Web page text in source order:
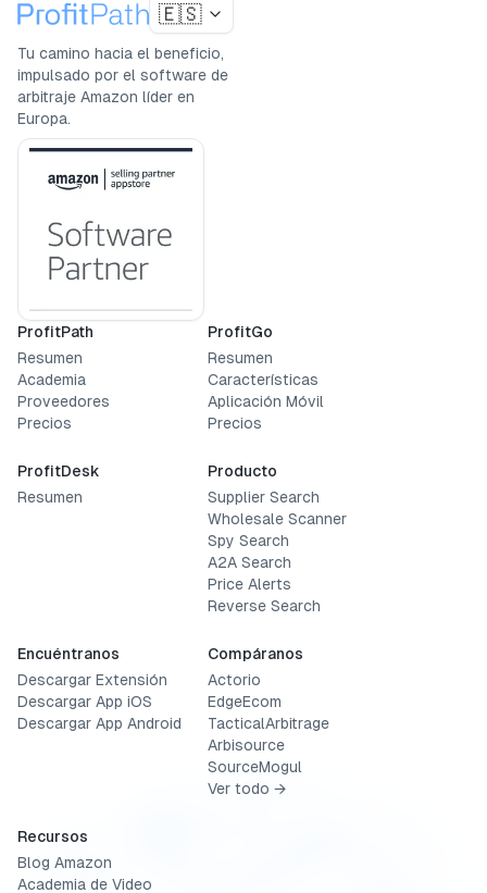
🇪🇸
Tu camino hacia el beneficio,
impulsado por el software de
arbitraje Amazon líder en
Europa.
ProfitPath
Resumen
Academia
Proveedores
Precios
ProfitGo
Resumen
Características
Aplicación Móvil
Precios
ProfitDesk
Resumen
Producto
Supplier Search
Wholesale Scanner
Spy Search
A2A Search
Price Alerts
Reverse Search
Encuéntranos
Descargar Extensión
Descargar App iOS
Descargar App Android
Compáranos
Actorio
EdgeEcom
TacticalArbitrage
Arbisource
SourceMogul
Ver todo →
Recursos
Blog Amazon
Academia de Video